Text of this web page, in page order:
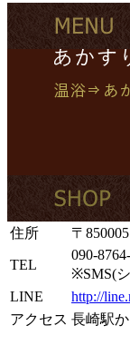
住所 〒
TEL
090-
※SMS(
LINE
http://
アクセス 長崎駅